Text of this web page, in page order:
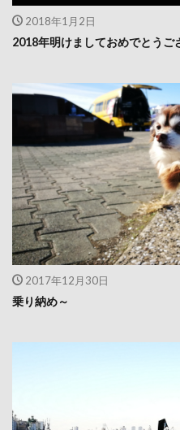
2018年1月2日
2018年明けましておめでとうご
2017年12月30日
乗り納め～